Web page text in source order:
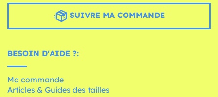
SUIVRE MA COMMANDE
BESOIN D'AIDE ?:
Ma commande
Articles & Guides des tailles